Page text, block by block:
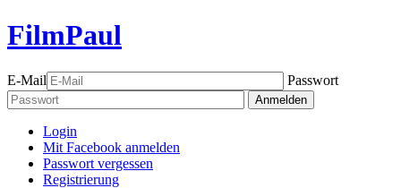
FilmPaul
E-Mail Passwort
Anmelden
Login
Mit Facebook anmelden
Passwort vergessen
Registrierung